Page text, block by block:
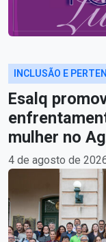
INCLUSÃO E
Esalq
mulher no
4 de agosto de